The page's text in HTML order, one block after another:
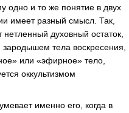
одно и то же понятие в двух
имеет разный смысл. Так,
духовный остаток,
зародышем тела воскресения,
или «эфирное» тело,
оккультизмом
именно его, когда в